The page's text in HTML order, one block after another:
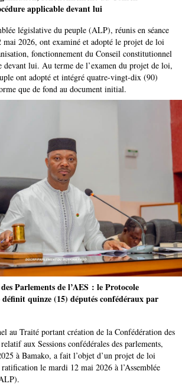
applicable devant lui
législative du peuple (ALP), réunis en séance
2026, ont examiné et adopté le projet de loi
fonctionnement du Conseil constitutionnel
devant lui. Au terme de l’examen du projet de loi,
ont adopté et intégré quatre-vingt-dix (90)
que de fond au document initial.
des Parlements de l’AES : le Protocole
quinze (15) députés confédéraux par
au Traité portant création de la Confédération des
aux Sessions confédérales des parlements,
à Bamako, a fait l’objet d’un projet de loi
le mardi 12 mai 2026 à l’Assemblée